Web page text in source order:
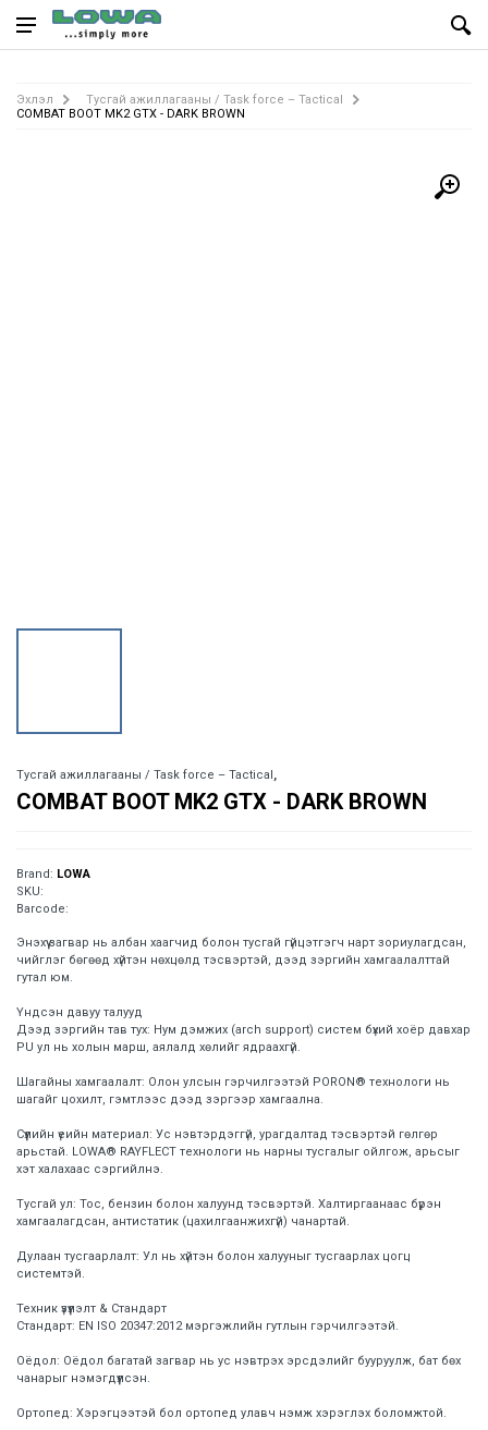
Эхлэл
Тусгай ажиллагааны / Task force – Tactical
COMBAT BOOT MK2 GTX - DARK BROWN
Тусгай ажиллагааны / Task force – Tactical,
COMBAT BOOT MK2 GTX - DARK BROWN
Brand: LOWA
SKU:
Barcode:
Энэхүү загвар нь албан хаагчид болон тусгай гүйцэтгэгч нарт зориулагдсан,
чийглэг бөгөөд хүйтэн нөхцөлд тэсвэртэй, дээд зэргийн хамгаалалттай
гутал юм.
Үндсэн давуу талууд
Дээд зэргийн тав тух: Нум дэмжих (arch support) систем бүхий хоёр давхар
PU ул нь холын марш, аялалд хөлийг ядраахгүй.
Шагайны хамгаалалт: Олон улсын гэрчилгээтэй PORON® технологи нь
шагайг цохилт, гэмтлээс дээд зэргээр хамгаална.
Сүүлийн үеийн материал: Ус нэвтэрдэггүй, урагдалтад тэсвэртэй гөлгөр
арьстай. LOWA® RAYFLECT технологи нь нарны тусгалыг ойлгож, арьсыг
хэт халахаас сэргийлнэ.
Тусгай ул: Тос, бензин болон халуунд тэсвэртэй. Халтиргаанаас бүрэн
хамгаалагдсан, антистатик (цахилгаанжихгүй) чанартай.
Дулаан тусгаарлалт: Ул нь хүйтэн болон халууныг тусгаарлах цогц
системтэй.
Техник үзүүлэлт & Стандарт
Стандарт: EN ISO 20347:2012 мэргэжлийн гутлын гэрчилгээтэй.
Оёдол: Оёдол багатай загвар нь ус нэвтрэх эрсдэлийг бууруулж, бат бөх
чанарыг нэмэгдүүлсэн.
Ортопед: Хэрэгцээтэй бол ортопед улавч нэмж хэрэглэх боломжтой.